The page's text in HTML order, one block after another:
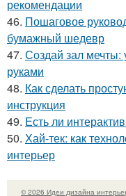
рекомендации
46. Пошаговое
бумажный шедевр
47. Создай зал мечты:
руками
48. Как сделать
инструкция
49. Есть ли
50. Хай-тек: как
интерьер
© 2026 Идеи дизайна